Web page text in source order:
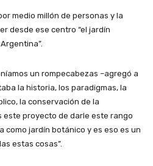
medio millón de personas y la
desde ese centro “el jardín
un rompecabezas –agregó a
la historia, los paradigmas, la
la conservación de la
este proyecto de darle este rango
como jardín botánico y es eso es un
estas cosas”.